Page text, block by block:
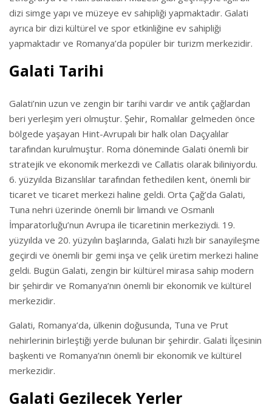
dizi simge yapı ve müzeye ev sahipliği yapmaktadır. Galati
ayrıca bir dizi kültürel ve spor etkinliğine ev sahipliği
yapmaktadır ve Romanya’da popüler bir turizm merkezidir.
Galati Tarihi
Galati’nin uzun ve zengin bir tarihi vardır ve antik çağlardan
beri yerleşim yeri olmuştur. Şehir, Romalılar gelmeden önce
bölgede yaşayan Hint-Avrupalı bir halk olan Daçyalılar
tarafından kurulmuştur. Roma döneminde Galati önemli bir
stratejik ve ekonomik merkezdi ve Callatis olarak biliniyordu.
6. yüzyılda Bizanslılar tarafından fethedilen kent, önemli bir
ticaret ve ticaret merkezi haline geldi. Orta Çağ’da Galati,
Tuna nehri üzerinde önemli bir limandı ve Osmanlı
İmparatorluğu’nun Avrupa ile ticaretinin merkeziydi. 19.
yüzyılda ve 20. yüzyılın başlarında, Galati hızlı bir sanayileşme
geçirdi ve önemli bir gemi inşa ve çelik üretim merkezi haline
geldi. Bugün Galati, zengin bir kültürel mirasa sahip modern
bir şehirdir ve Romanya’nın önemli bir ekonomik ve kültürel
merkezidir.
Galati, Romanya’da, ülkenin doğusunda, Tuna ve Prut
nehirlerinin birleştiği yerde bulunan bir şehirdir. Galati İlçesinin
başkenti ve Romanya’nın önemli bir ekonomik ve kültürel
merkezidir.
Galati Gezilecek Yerler